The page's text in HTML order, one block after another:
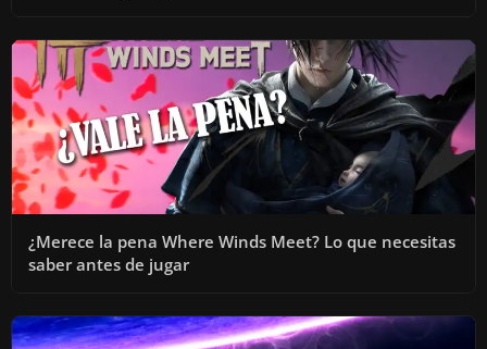
¿Merece la pena Where Winds Meet? Lo que necesitas
saber antes de jugar